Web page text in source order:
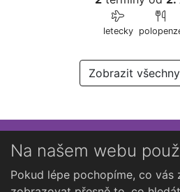
letecky
Zobrazit
Přihlaste se k
Chcete dostávat občasné
Na našem webu
Pokud lépe pochopíme, co vás